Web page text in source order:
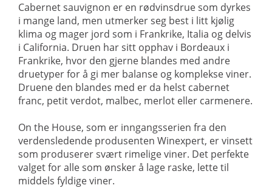
Cabernet sauvignon er en rødvinsdrue som dyrkes
i mange land, men utmerker seg best i litt kjølig
klima og mager jord som i Frankrike, Italia og delvis
i California. Druen har sitt opphav i Bordeaux i
Frankrike, hvor den gjerne blandes med andre
druetyper for å gi mer balanse og komplekse viner.
Druene den blandes med er da helst cabernet
franc, petit verdot, malbec, merlot eller carmenere.
On the House, som er inngangsserien fra den
verdensledende produsenten Winexpert, er vinsett
som produserer svært rimelige viner. Det perfekte
valget for alle som ønsker å lage raske, lette til
middels fyldige viner.